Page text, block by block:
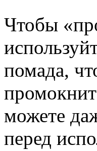
Чтобы
помада,
можете
перед